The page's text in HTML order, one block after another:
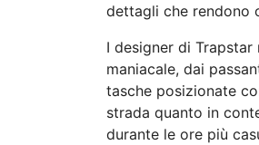
dettagli che rendono
I designer di
maniacale, dai
tasche posizionate
strada quanto in
durante le ore più